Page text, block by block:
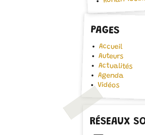
PAGES
Accueil
Auteurs
Actualités
Agenda
Vidéos
RÉSEAUX